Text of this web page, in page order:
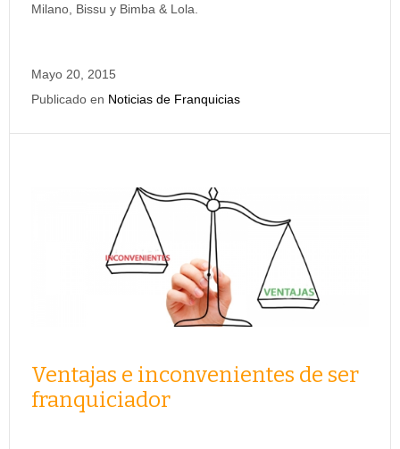
Milano, Bissu y Bimba & Lola.
Mayo 20, 2015
Publicado en Noticias de Franquicias
Ventajas e inconvenientes de ser
franquiciador